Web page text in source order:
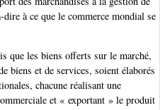
à ce que le commerce mondial se
que les biens offerts sur le marché,
biens et de services, soient élaborés
chacune réalisant une
et « exportant » le produit